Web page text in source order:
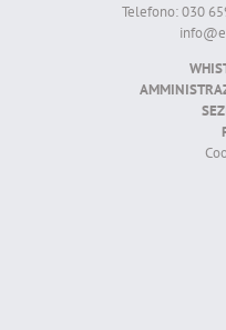
Telefono: 030